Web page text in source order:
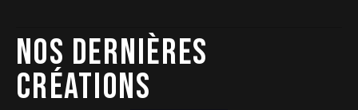
NOS DERNIÈRES
CRÉATIONS